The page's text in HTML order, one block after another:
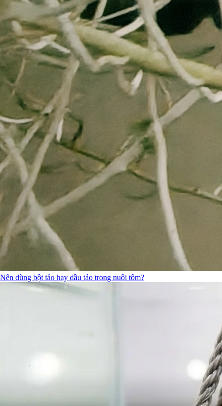
Nên dùng bột tảo hay dầu tảo trong nuôi tôm?